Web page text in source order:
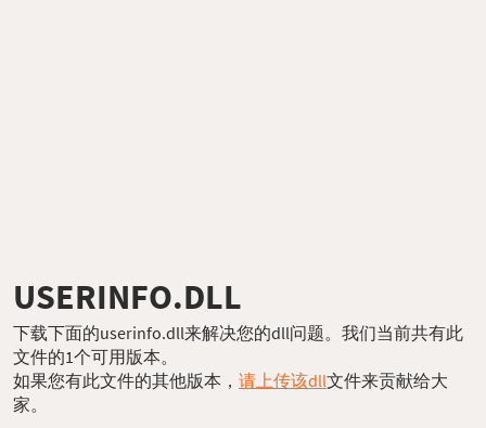
USERINFO.DLL
下载下面的userinfo.dll来解决您的dll问题。我们当前共有此
文件的1个可用版本。
如果您有此文件的其他版本， 请上传该dll文件来贡献给大
家。